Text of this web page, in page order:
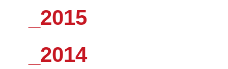
_2015
_2014